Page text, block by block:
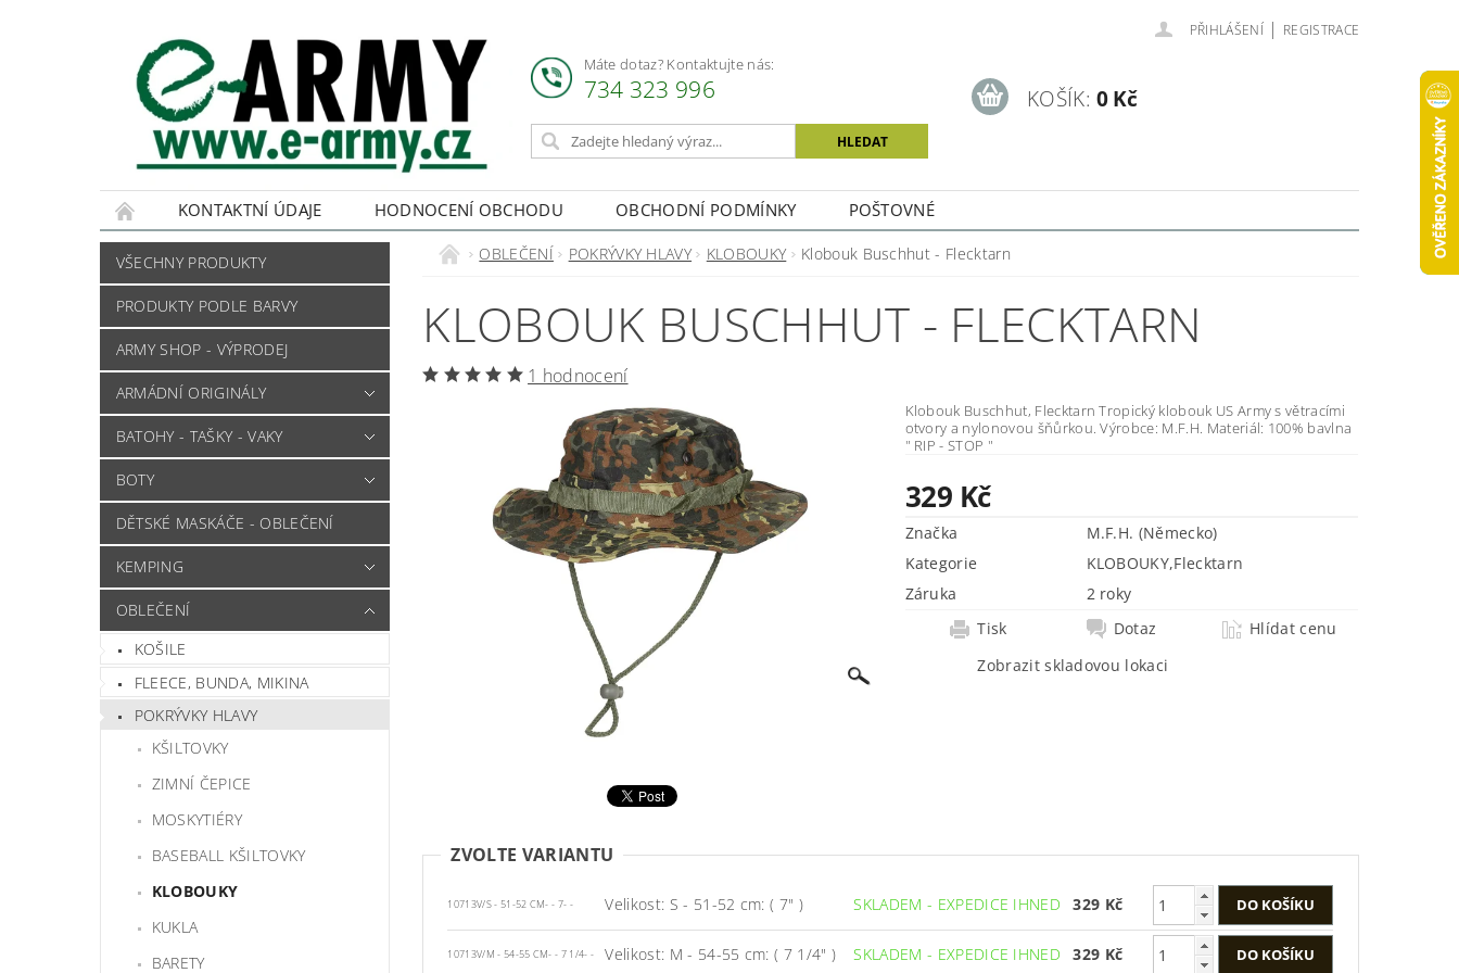
Máte dotaz? Kontaktujte nás:
734 323 996
PŘIHLÁŠENÍ | REGISTRACE
KOŠÍK: 0 Kč
KONTAKTNÍ ÚDAJE HODNOCENÍ OBCHODU OBCHODNÍ PODMÍNKY POŠTOVNÉ
VŠECHNY PRODUKTY
PRODUKTY PODLE BARVY
ARMY SHOP - VÝPRODEJ
ARMÁDNÍ ORIGINÁLY
BATOHY - TAŠKY - VAKY
BOTY
DĚTSKÉ MASKÁČE - OBLEČENÍ
KEMPING
OBLEČENÍ
KOŠILE
FLEECE, BUNDA, MIKINA
POKRÝVKY HLAVY
KŠILTOVKY
ZIMNÍ ČEPICE
MOSKYTIÉRY
BASEBALL KŠILTOVKY
KLOBOUKY
KUKLA
BARETY
OBLEČENÍ POKRÝVKY HLAVY KLOBOUKY Klobouk Buschhut - Flecktarn
KLOBOUK BUSCHHUT - FLECKTARN
1 hodnocení
Klobouk Buschhut, Flecktarn Tropický klobouk US Army s větracími
otvory a nylonovou šňůrkou. Výrobce: M.F.H. Materiál: 100% bavlna
" RIP - STOP "
329 Kč
Značka
M.F.H. (Německo)
Kategorie
KLOBOUKY,Flecktarn
Záruka
2 roky
Tisk
Dotaz
Hlídat cenu
Zobrazit skladovou lokaci
ZVOLTE VARIANTU
10713V/S - 51-52 CM- - 7- - Velikost: S - 51-52 cm: ( 7" ) SKLADEM - EXPEDICE IHNED 329 Kč
10713V/M - 54-55 CM- - 7 1/4- - Velikost: M - 54-55 cm: ( 7 1/4" ) SKLADEM - EXPEDICE IHNED 329 Kč